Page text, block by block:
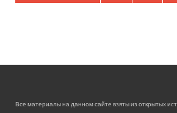
Все материалы на данном сайте взяты из открытых